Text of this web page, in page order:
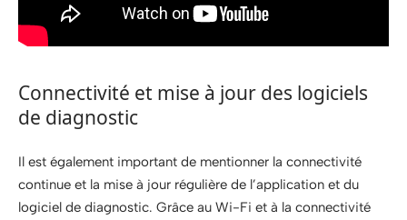
Connectivité et mise à jour des logiciels
de diagnostic
Il est également important de mentionner la connectivité
continue et la mise à jour régulière de l’application et du
logiciel de diagnostic. Grâce au Wi-Fi et à la connectivité